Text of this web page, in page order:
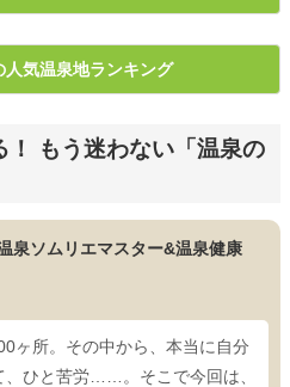
人気温泉地ランキング
もう迷わない「温泉の
泉ソムリエマスター&温泉健康
ヶ所。その中から、本当に自分
、ひと苦労……。そこで今回は、